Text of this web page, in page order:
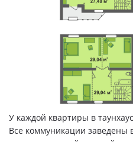
У каждой квартиры в
Все коммуникации заведены